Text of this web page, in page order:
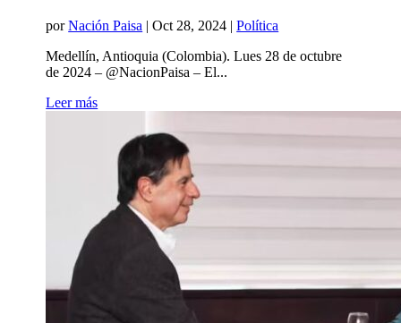
porNación Paisa |Oct 28, 2024 |Política
Medellín, Antioquia (Colombia). Lues 28 de octubre
de 2024 – @NacionPaisa – El...
Leer más